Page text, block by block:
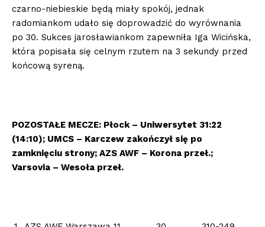
czarno-niebieskie będą miały spokój, jednak
radomiankom udało się doprowadzić do wyrównania
po 30. Sukces jarosławiankom zapewniła Iga Wicińska,
która popisała się celnym rzutem na 3 sekundy przed
końcową syreną.
POZOSTAŁE MECZE: Płock – Uniwersytet 31:22
(14:10); UMCS – Karczew zakończył się po
zamknięciu strony; AZS AWF – Korona przeł.;
Varsovia – Wesoła przeł.